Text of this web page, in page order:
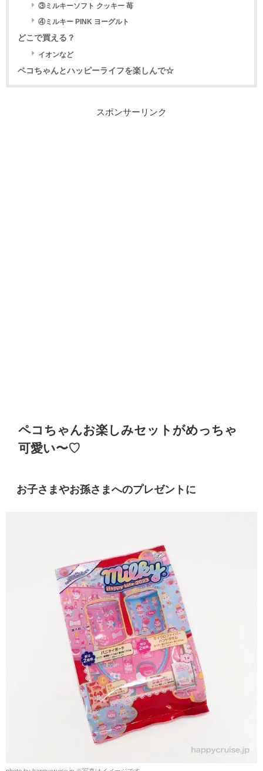
③ミルキーソフト クッキー 苺
④ミルキー PINK ヨーグルト
どこで買える？
イオンなど
ペコちゃんとハッピーライフを楽しんで☆
スポンサーリンク
ペコちゃんお楽しみセットがめっちゃ
可愛い〜♡
お子さまやお孫さまへのプレゼントに